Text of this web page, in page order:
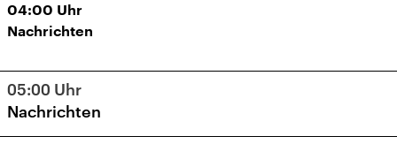
04:00 Uhr
Nachrichten
05:00 Uhr
Nachrichten